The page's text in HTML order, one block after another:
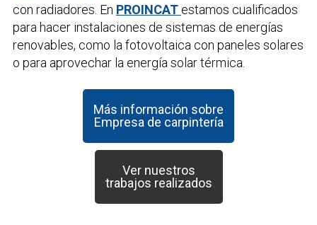
con radiadores. En PROINCAT estamos cualificados
para hacer instalaciones de sistemas de energías
renovables, como la fotovoltaica con paneles solares
o para aprovechar la energía solar térmica.
Más información sobre
Empresa de carpintería
Ver nuestros
trabajos realizados